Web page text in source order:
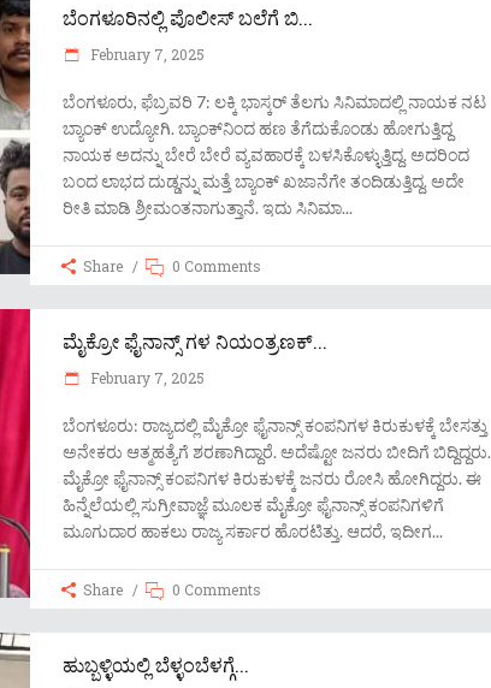
ಬೆಂಗಳೂರಿನಲ್ಲಿ ಪೊಲೀಸ್ ಬಲೆಗೆ ಬಿ...
February 7, 2025
ಬೆಂಗಳೂರು, ಫೆಬ್ರವರಿ 7: ಲಕ್ಕಿ ಭಾಸ್ಕರ್ ತೆಲಗು ಸಿನಿಮಾದಲ್ಲಿ ನಾಯಕ‌ ನಟ
ಬ್ಯಾಂಕ್ ಉದ್ಯೋಗಿ. ಬ್ಯಾಂಕ್​ನಿಂದ ಹಣ ತೆಗೆದುಕೊಂಡು ಹೋಗುತ್ತಿದ್ದ
ನಾಯಕ ಅದನ್ನು ಬೇರೆ ಬೇರೆ ವ್ಯವಹಾರಕ್ಕೆ ಬಳಸಿಕೊಳ್ಳುತ್ತಿದ್ದ. ಅದರಿಂದ
ಬಂದ ಲಾಭದ ದುಡ್ಡನ್ನು ಮತ್ತೆ ಬ್ಯಾಂಕ್ ಖಜಾನೆಗೇ ತಂದಿಡುತ್ತಿದ್ದ. ಅದೇ
ರೀತಿ ಮಾಡಿ ಶ್ರೀಮಂತನಾಗುತ್ತಾನೆ. ಇದು ಸಿನಿಮಾ
Share 0 Comments
ಮೈಕ್ರೋ ಫೈನಾನ್ಸ್ ಗಳ ನಿಯಂತ್ರಣಕ್...
February 7, 2025
ಬೆಂಗಳೂರು: ರಾಜ್ಯದಲ್ಲಿ ಮೈಕ್ರೋ ಫೈನಾನ್ಸ್ ಕಂಪನಿಗಳ ಕಿರುಕುಳಕ್ಕೆ ಬೇಸತ್ತು
ಅನೇಕರು ಆತ್ಮಹತ್ಯೆಗೆ ಶರಣಾಗಿದ್ದಾರೆ. ಅದೆಷ್ಟೋ ಜನರು ಬೀದಿಗೆ ಬಿದ್ದಿದ್ದರು.
ಮೈಕ್ರೋ ಫೈನಾನ್ಸ್ ಕಂಪನಿಗಳ ಕಿರುಕುಳಕ್ಕೆ ಜನರು ರೋಸಿ ಹೋಗಿದ್ದರು. ಈ
ಹಿನ್ನೆಲೆಯಲ್ಲಿ ಸುಗ್ರೀವಾಜ್ಞೆ ಮೂಲಕ ಮೈಕ್ರೋ ಫೈನಾನ್ಸ್ ಕಂಪನಿಗಳಿಗೆ
ಮೂಗುದಾರ ಹಾಕಲು ರಾಜ್ಯ ಸರ್ಕಾರ ಹೊರಟಿತ್ತು. ಆದರೆ, ಇದೀಗ
Share 0 Comments
ಹುಬ್ಬಳ್ಳಿಯಲ್ಲಿ ಬೆಳ್ಳಂಬೆಳಗ್ಗೆ...